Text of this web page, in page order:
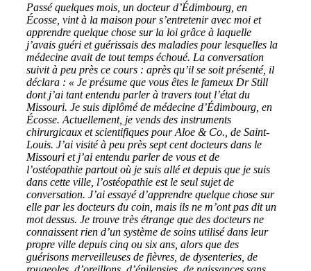
Passé quelques mois, un docteur d’Édimbourg, en
Écosse, vint à la maison pour s’entretenir avec moi et
apprendre quelque chose sur la loi grâce à laquelle
j’avais guéri et guérissais des maladies pour lesquelles la
médecine avait de tout temps échoué. La conversation
suivit à peu près ce cours : après qu’il se soit présenté, il
déclara : « Je présume que vous êtes le fameux Dr Still
dont j’ai tant entendu parler à travers tout l’état du
Missouri. Je suis diplômé de médecine d’Édimbourg, en
Écosse. Actuellement, je vends des instruments
chirurgicaux et scientifiques pour Aloe & Co., de Saint-
Louis. J’ai visité à peu près sept cent docteurs dans le
Missouri et j’ai entendu parler de vous et de
l’ostéopathie partout où je suis allé et depuis que je suis
dans cette ville, l’ostéopathie est le seul sujet de
conversation. J’ai essayé d’apprendre quelque chose sur
elle par les docteurs du coin, mais ils ne m’ont pas dit un
mot dessus. Je trouve très étrange que des docteurs ne
connaissent rien d’un système de soins utilisé dans leur
propre ville depuis cinq ou six ans, alors que des
guérisons merveilleuses de fièvres, de dysenteries, de